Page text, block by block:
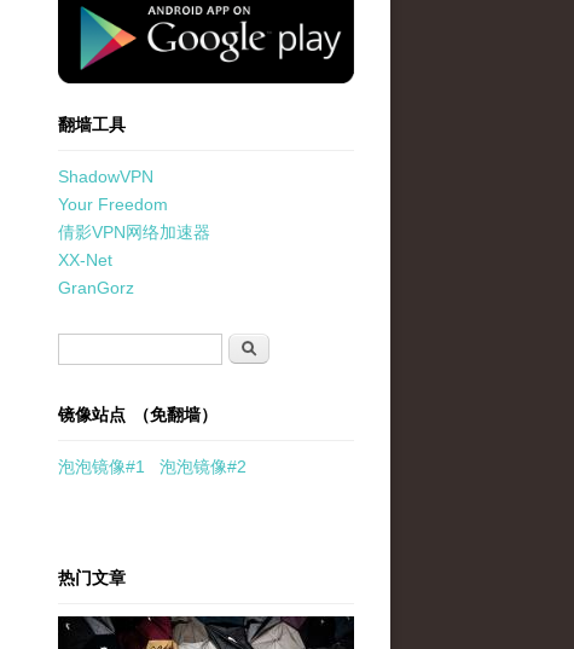
翻墙工具
ShadowVPN
Your Freedom
倩影VPN网络加速器
XX-Net
GranGorz
搜索
镜像站点 （免翻墙）
泡泡镜像#1 泡泡镜像#2
热门文章